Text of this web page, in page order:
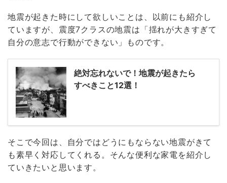
地震が起きた時にして欲しいことは、以前にも紹介し
ていますが、震度7クラスの地震は「揺れが大きすぎて
自分の意志で行動ができない」ものです。
絶対忘れないで！地震が起きたら
すべきこと12選！
そこで今回は、自分ではどうにもならない地震がきて
も素早く対応してくれる。そんな便利な家電を紹介し
ていきたいと思います。